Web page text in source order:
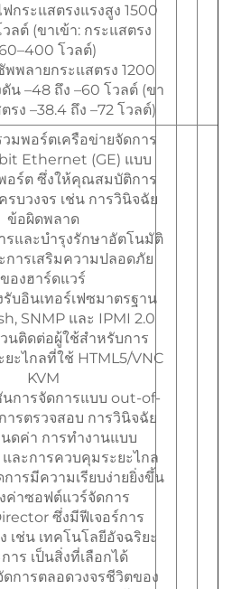
ฟกระแสตรงแรงสูง 1500
ลต์ (ขาเข้า: กระแสตรง
โวลต์)
พพลายกระแสตรง 1200
น –48 ถึง –60 โวลต์ (ขา
รง –38.4 ถึง –72 โวลต์)
มพอร์ตเครือข่ายจัดการ
Ethernet (GE) แบบ
อร์ต ซึ่งให้คุณสมบัติการ
รบวงจร เช่น การวินิจฉัย
ข้อผิดพลาด
รและบำรุงรักษาอัตโนมัติ
การเสริมความปลอดภัย
ของฮาร์ดแวร์
รับอินเทอร์เฟซมาตรฐาน
SNMP และ IPMI 2.0
นติดต่อผู้ใช้สำหรับการ
ยะไกลที่ใช้ HTML5/VNC
KVM
นการจัดการแบบ out-of-
ารตรวจสอบ การวินิจฉัย
ดค่า การทำงานแบบ
ละการควบคุมระยะไกล
การมีความเรียบง่ายยิ่งขึ้น
ค่าซอฟต์แวร์จัดการ
ซึ่งมีฟีเจอร์การ
เช่น เทคโนโลยีอัจฉริยะ
าร เป็นสิ่งที่เลือกได้
ดการตลอดวงจรชีวิตของ